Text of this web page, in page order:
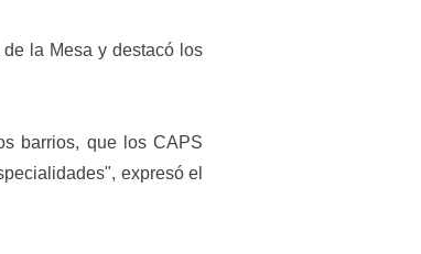
la Mesa y destacó los
barrios, que los CAPS
expresó el